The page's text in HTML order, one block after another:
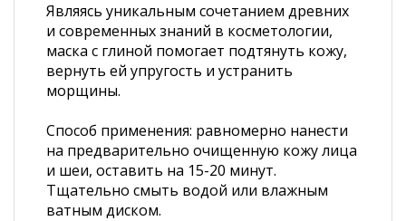
Являясь уникальным сочетанием древних
и современных знаний в косметологии,
маска с глиной помогает подтянуть кожу,
вернуть ей упругость и устранить
морщины.
Способ применения: равномерно нанести
на предварительно очищенную кожу лица
и шеи, оставить на 15-20 минут.
Тщательно смыть водой или влажным
ватным диском.